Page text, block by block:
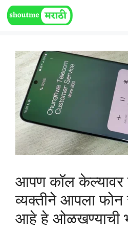
Skip
to
आपण कॉल केल्यावर
व्यक्तीने आपला फोन
आहे हे ओळखण्याची